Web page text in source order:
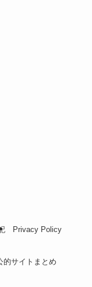
Privacy Policy
的サイトまとめ